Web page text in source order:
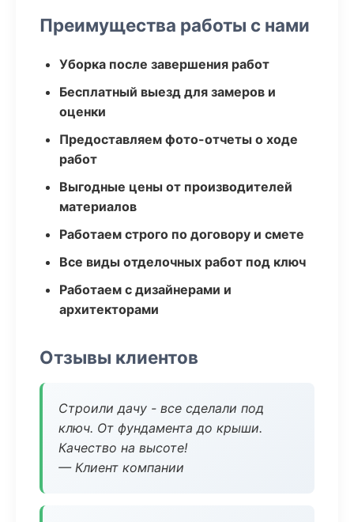
Преимущества работы с нами
Уборка после завершения работ
Бесплатный выезд для замеров и
оценки
Предоставляем фото-отчеты о ходе
работ
Выгодные цены от производителей
материалов
Работаем строго по договору и смете
Все виды отделочных работ под ключ
Работаем с дизайнерами и
архитекторами
Отзывы клиентов
Строили дачу - все сделали под
ключ. От фундамента до крыши.
Качество на высоте!
— Клиент компании